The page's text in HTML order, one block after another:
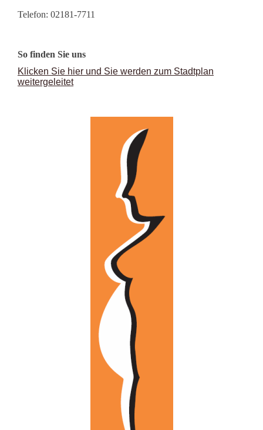
Telefon: 02181-7711
So finden Sie uns
Klicken Sie hier und Sie werden zum Stadtplan
weitergeleitet